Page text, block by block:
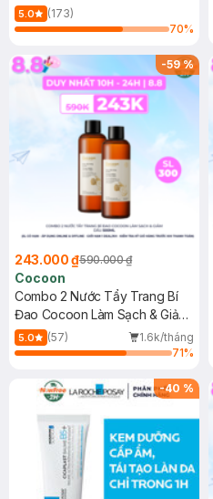
150ml
5.0
(173)
70%
-59%
243.000 ₫590.000 ₫
Cocoon
Combo 2 Nước Tẩy Trang Bí
Đao Cocoon Làm Sạch & Giảm
Dầu 500ml
5.0 (57)
1.6k/tháng
71%
-40 %